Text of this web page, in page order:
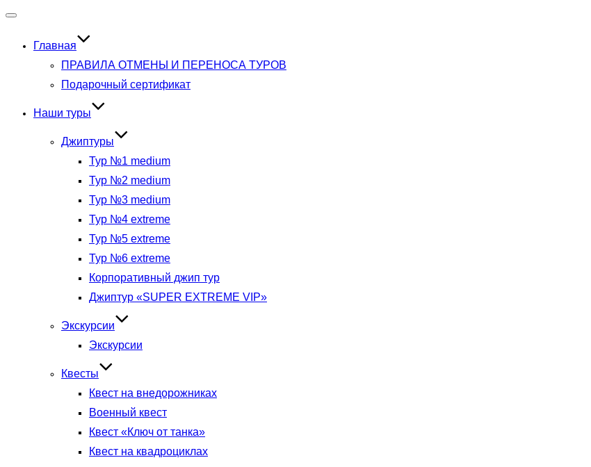
Главная
ПРАВИЛА ОТМЕНЫ И ПЕРЕНОСА ТУРОВ
Подарочный сертификат
Наши туры
Джиптуры
Тур №1 medium
Тур №2 medium
Тур №3 medium
Тур №4 extreme
Тур №5 extreme
Тур №6 extreme
Корпоративный джип тур
Джиптур «SUPER EXTREME VIP»
Экскурсии
Экскурсии
Квесты
Квест на внедорожниках
Военный квест
Квест «Ключ от танка»
Квест на квадроциклах